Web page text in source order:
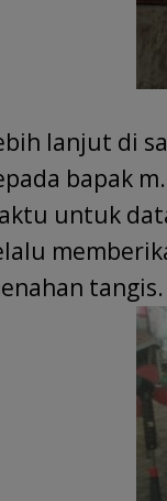
lanjut di
bapak
untuk
tangis.